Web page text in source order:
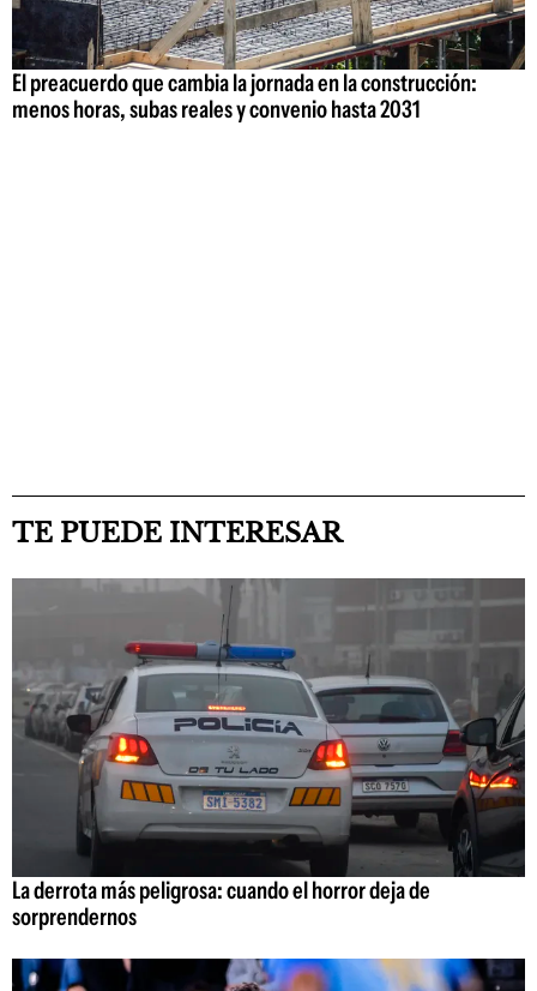
El preacuerdo que cambia la jornada en la construcción:
menos horas, subas reales y convenio hasta 2031
TE PUEDE INTERESAR
La derrota más peligrosa: cuando el horror deja de
sorprendernos